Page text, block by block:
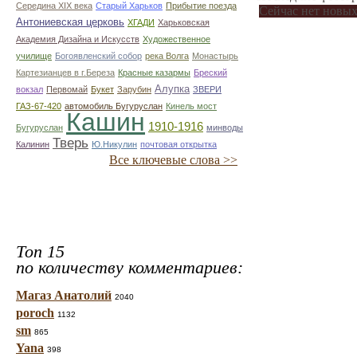
Середина XIX века Старый Харьков Прибытие поезда
Антониевская церковь ХГАДИ Харьковская
Академия Дизайна и Искусств Художественное
училище Богоявленский собор река Волга Монастырь
Картезианцев в г.Береза Красные казармы Бреский
вокзал Первомай Букет Зарубин Алупка ЗВЕРИ
ГАЗ-67-420 автомобиль Бугуруслан Кинель мост
Бугуруслан Кашин 1910-1916 минводы
Калинин Тверь Ю.Никулин почтовая открытка
Все ключевые слова >>
Топ 15
по количеству комментариев:
Магаз Анатолий 2040
poroch 1132
sm 865
Yana 398
Сейчас нет